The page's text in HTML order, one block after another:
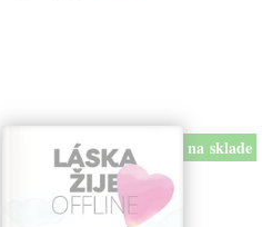
na sklade